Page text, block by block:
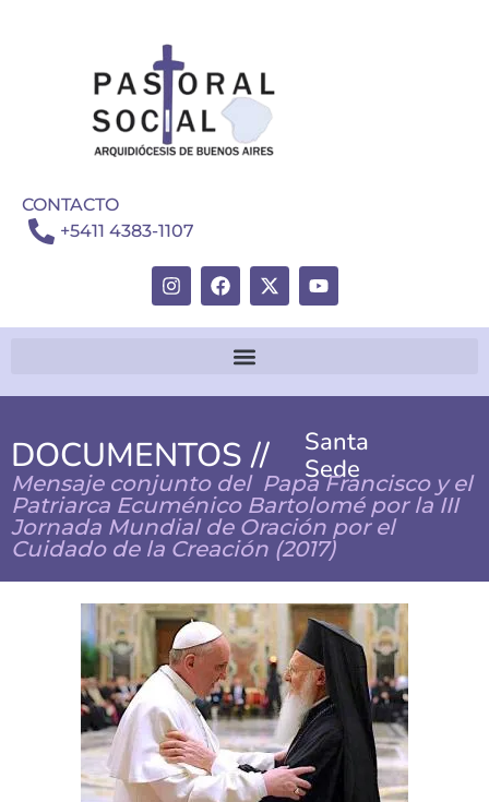
CONTACTO
+5411 4383-1107
DOCUMENTOS //
Santa
Sede
Mensaje conjunto del Papa Francisco y el
Patriarca Ecuménico Bartolomé por la III
Jornada Mundial de Oración por el
Cuidado de la Creación (2017)